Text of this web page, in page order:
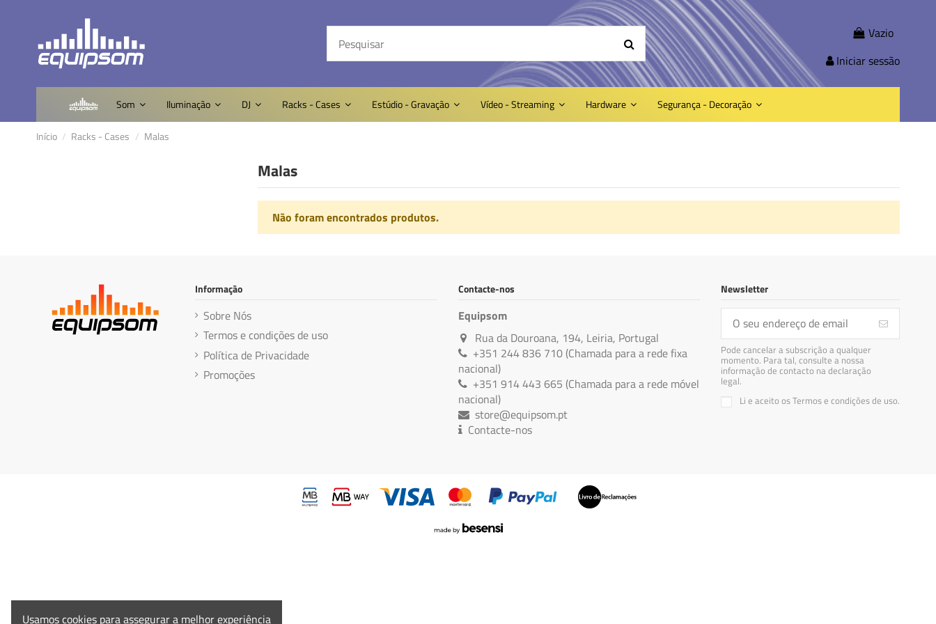
Vazio
Iniciar sessão
Som Iluminação DJ Racks - Cases Estúdio - Gravação Vídeo - Streaming Hardware Segurança - Decoração
Início Racks - Cases Malas
Malas
Não foram encontrados produtos.
Informação
Sobre Nós
Termos e condições de uso
Política de Privacidade
Promoções
Contacte-nos
Equipsom
Rua da Douroana, 194, Leiria, Portugal
+351 244 836 710 (Chamada para a rede fixa
nacional)
+351 914 443 665 (Chamada para a rede móvel
nacional)
store@equipsom.pt
Contacte-nos
Newsletter
Pode cancelar a subscrição a qualquer
momento. Para tal, consulte a nossa
informação de contacto na declaração
legal.
Li e aceito os Termos e condições de uso.
Usamos cookies para assegurar a melhor experiência